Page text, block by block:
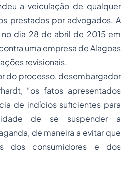
a veiculação de qualquer
prestados por advogados. A
dia 28 de abril de 2015 em
uma empresa de Alagoas
revisionais.
do processo, desembargador
“os fatos apresentados
de indícios suficientes para
de se suspender a
de maneira a evitar que
dos consumidores e dos